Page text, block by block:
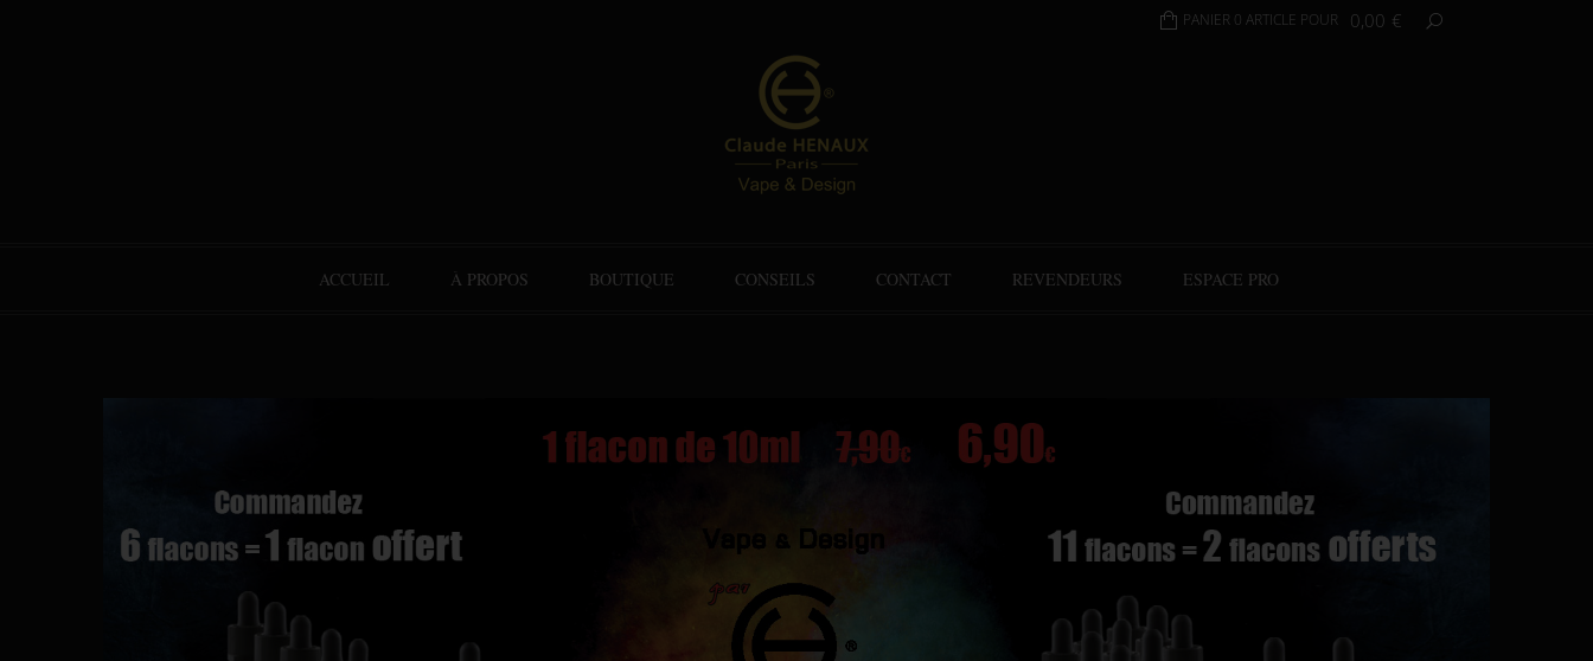
PANIER 0 ARTICLE POUR 0,00 €
ACCUEIL À PROPOS BOUTIQUE CONSEILS CONTACT REVENDEURS ESPACE PRO